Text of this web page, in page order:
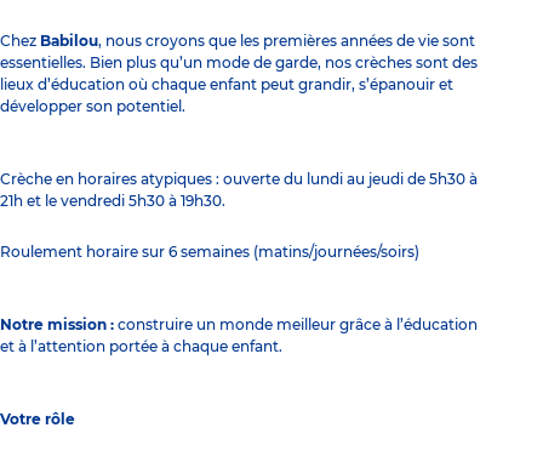
Chez Babilou, nous croyons que les premières années de vie sont
essentielles. Bien plus qu’un mode de garde, nos crèches sont des
lieux d’éducation où chaque enfant peut grandir, s’épanouir et
développer son potentiel.
Crèche en horaires atypiques : ouverte du lundi au jeudi de 5h30 à
21h et le vendredi 5h30 à 19h30.
Roulement horaire sur 6 semaines (matins/journées/soirs)
Notre mission : construire un monde meilleur grâce à l’éducation
et à l’attention portée à chaque enfant.
Votre rôle